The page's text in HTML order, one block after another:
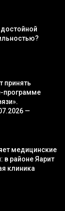
принять
программе
—
медицинские
в районе Яарит
клиника